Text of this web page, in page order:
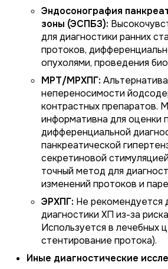
Эндосонография
зоны (ЭСПБЗ):
для диагностики ранних
протоков,
опухолями, проведения
МРТ/МРХПГ:
непереносимости
контрастных препаратов.
информативна для оценки
дифференциальной
панкреатической
секретиновой
точный метод для
изменений протоков и
ЭРХПГ: Не рекомендуется
диагностики ХП из-за
Используется в лечебных
стентирование протока).
Иные диагностические